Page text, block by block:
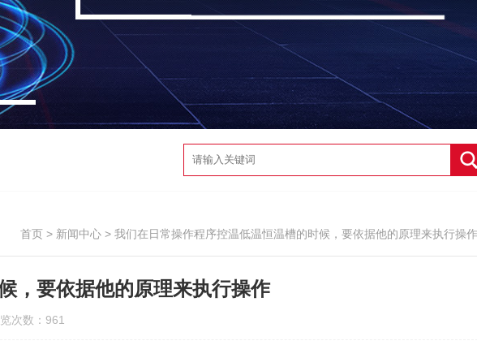
首页 > 新闻中心 > 我们在日常操作程序控温低温恒温槽的时候，要依据他的原理来执行操作
，要依据他的原理来执行操作
次数：961